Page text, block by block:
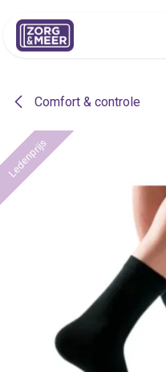
Comfort & controle
Ledenprijs